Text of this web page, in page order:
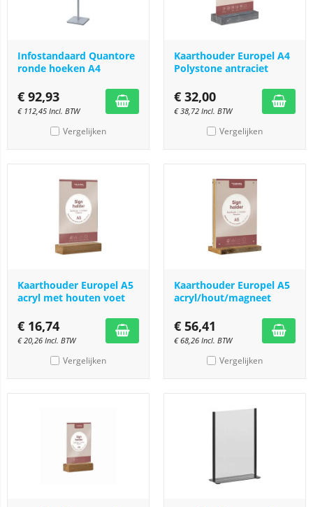
Infostandaard Quantore
ronde hoeken A4
€ 92,93
€ 112,45 Incl. BTW
Vergelijken
Kaarthouder Europel A4
Polystone antraciet
€ 32,00
€38,72 Incl. BTW
Vergelijken
Kaarthouder Europel A5
acryl met houten voet
€ 16,74
€20,26 Incl. BTW
Vergelijken
Kaarthouder Europel A5
acryl/hout/magneet
€ 56,41
€68,26 Incl. BTW
Vergelijken